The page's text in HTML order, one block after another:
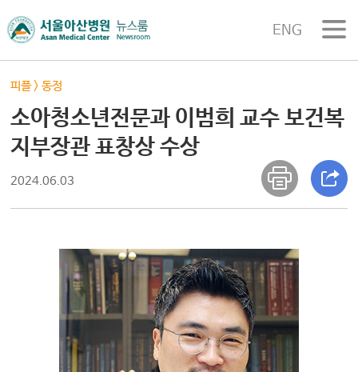
ENG
피플>동정
소아청소년전문과 이범희 교수 보건복
지부장관 표창상 수상
2024.06.03